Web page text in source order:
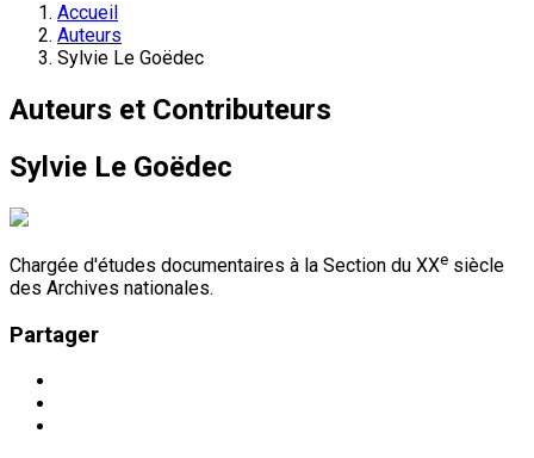
Accueil
Auteurs
Sylvie Le Goëdec
Auteurs et Contributeurs
Sylvie Le Goëdec
Chargée d'études documentaires à la Section du XXe siècle
des Archives nationales.
Partager